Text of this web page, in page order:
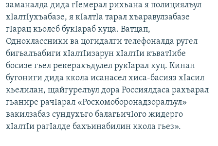
заманалда дида гIемерал рихьана я полициялъул
хIалтIухъабазе, я кIалтIа тарал хъаравулзабазе
гIарац кьолеб букIараб куца. Ватцап,
Одноклассники ва цогидалги телефоналда ругел
бигьалъабиги хIалтIизарун хIалтIи къватIибе
босизе гьел рекерахъдулел рукIарал куц. Кинан
бугониги дида ккола исанасел хиса-басияз хIасил
кьелилан, щайгурелъул дора Россиялдаса рахъарал
гьанире рачIарал «Роскомоборонадзоралъул»
вакилзабаз сундухъго балагьичIого жидерго
хIалтIи рагIалде бахъинабилин ккола гьез».